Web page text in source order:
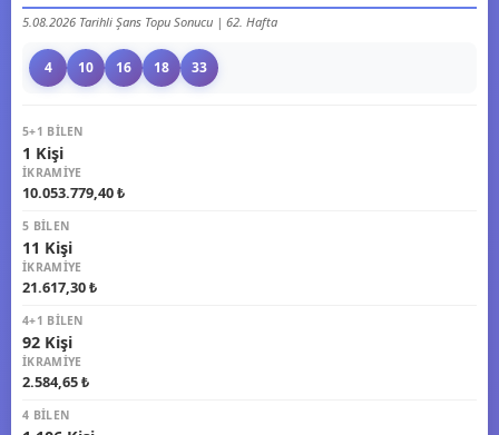
5.08.2026 Tarihli Şans Topu Sonucu | 62. Hafta
4 10 16 18 33
5+1 BILEN
1 Kişi
İKRAMIYE
10.053.779,40 ₺
5 BILEN
11 Kişi
İKRAMIYE
21.617,30 ₺
4+1 BILEN
92 Kişi
İKRAMIYE
2.584,65 ₺
4 BILEN